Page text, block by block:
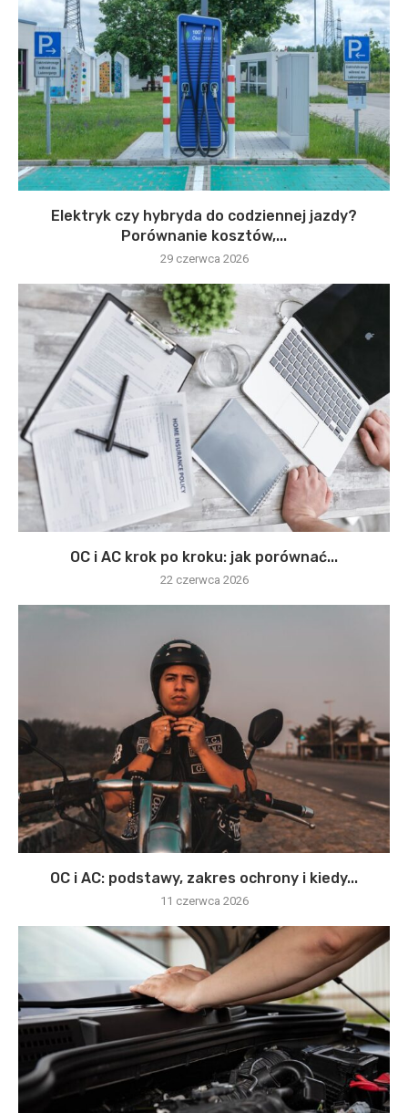
Elektryk czy hybryda do codziennej jazdy?
Porównanie kosztów,...
29 czerwca 2026
OC i AC krok po kroku: jak porównać...
22 czerwca 2026
OC i AC: podstawy, zakres ochrony i kiedy...
11 czerwca 2026